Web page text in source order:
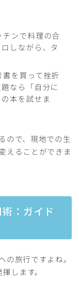
チンで料理の合
しながら、タ
書を買って挫折
なら「自分に
本を試せま
ので、現地での生
えることができま
：ガイド
の旅行ですよね。
します。